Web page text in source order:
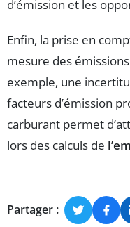
d’émission et les
Enfin, la prise en
mesure des
exemple, une
facteurs d’émission
carburant permet
lors des calculs de
Partager :